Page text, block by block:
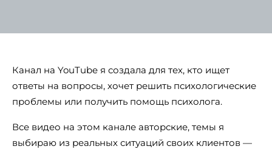
Канал на YouTube я создала для тех, кто ищет
ответы на вопросы, хочет решить психологические
проблемы или получить помощь психолога.
Все видео на этом канале авторские, темы я
выбираю из реальных ситуаций своих клиентов —